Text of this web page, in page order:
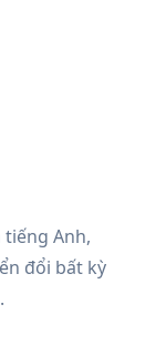
Anh,
đổi bất kỳ